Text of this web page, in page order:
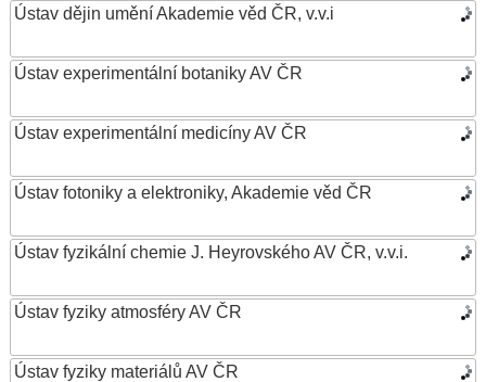
Ústav dějin umění Akademie věd ČR, v.v.i
Ústav experimentální botaniky AV ČR
Ústav experimentální medicíny AV ČR
Ústav fotoniky a elektroniky, Akademie věd ČR
Ústav fyzikální chemie J. Heyrovského AV ČR, v.v.i.
Ústav fyziky atmosféry AV ČR
Ústav fyziky materiálů AV ČR